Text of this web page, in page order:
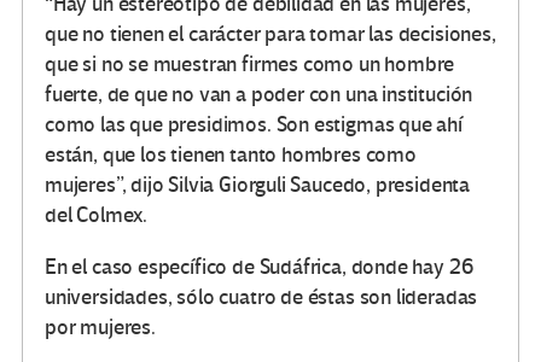
que no tienen el carácter para tomar las decisiones,
que si no se muestran firmes como un hombre
fuerte, de que no van a poder con una institución
como las que presidimos. Son estigmas que ahí
están, que los tienen tanto hombres como
mujeres”, dijo Silvia Giorguli Saucedo, presidenta
del Colmex.
En el caso específico de Sudáfrica, donde hay 26
universidades, sólo cuatro de éstas son lideradas
por mujeres.